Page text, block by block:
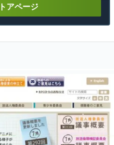
アページ